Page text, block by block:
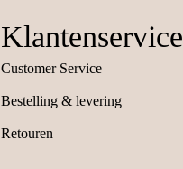
Klantenservice
Customer Service
Bestelling & levering
Retouren